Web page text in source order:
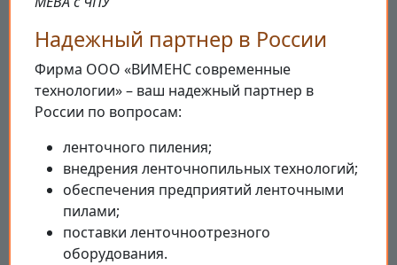
Надежный партнер в России
Фирма ООО «ВИМЕНС современные
технологии» – ваш надежный партнер в
России по вопросам:
ленточного пиления;
внедрения ленточнопильных технологий;
обеспечения предприятий ленточными
пилами;
поставки ленточноотрезного
оборудования.